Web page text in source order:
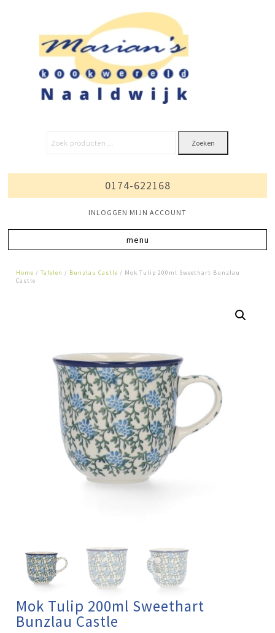
Zoeken
0174-622168
INLOGGEN MIJN ACCOUNT
Home /Tafelen / Bunzlau Castle / Mok Tulip 200ml Sweethart Bunzlau
Castle
Mok Tulip 200ml Sweethart
Bunzlau Castle